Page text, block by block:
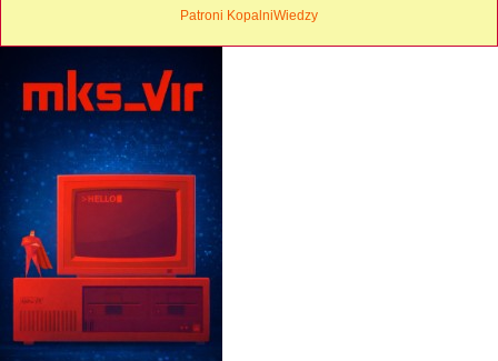
Patroni KopalniWiedzy